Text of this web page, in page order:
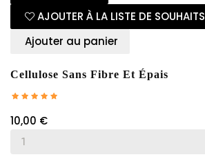
AJOUTER À LA LISTE DE SOUHAITS
Ajouter au panier
Cellulose Sans Fibre Et Épais
10,00 €